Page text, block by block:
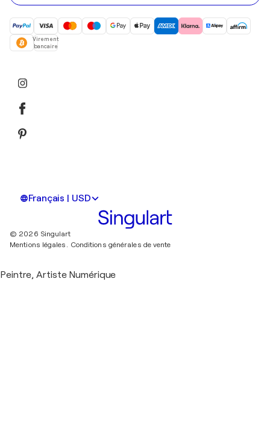
Virement
bancaire
Français | USD
© 2026 Singulart
Mentions légales.
Conditions générales de vente
Peintre, Artiste Numérique